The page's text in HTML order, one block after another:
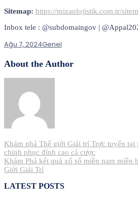
Sitemap: https://mizanlojistik.com.tr/
Inbox tele : @subdomaingov |
Ağu 7, 2024Genel
About the Author
Yazı
gezinmesi
Khám phá Thế giới Giải trí Trực tuyến
chinh phục đỉnh cao cá cược
Khám Phá kết quả xổ số miền nam miền
Giới Giải Trí
LATEST POSTS